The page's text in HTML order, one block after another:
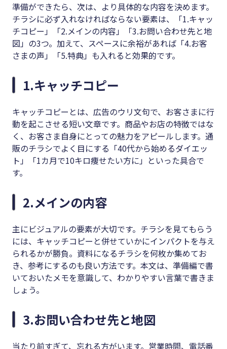
準備ができたら、次は、より具体的な内容を決めます。
チラシに必ず入れなければならない要素は、「1.キャッ
チコピー」「2.メインの内容」「3.お問い合わせ先と地
図」の3つ。加えて、スペースに余裕があれば「4.お客
さまの声」「5.特典」も入れると効果的です。
1.キャッチコピー
キャッチコピーとは、広告のウリ文句で、お客さまに行
動を起こさせる短い文章です。商品やお店の特徴ではな
く、お客さま自身にとっての魅力をアピールします。通
販のチラシでよく目にする「40代から始めるダイエッ
ト」「1カ月で10キロ痩せたい方に」といった具合で
す。
2.メインの内容
主にビジュアルの要素が大切です。チラシを見てもらう
には、キャッチコピーと併せていかにインパクトを与え
られるかが勝負。資料になるチラシを何枚か集めてお
き、参考にするのも良い方法です。本文は、準備編で書
いておいたメモを意識して、わかりやすい言葉で書きま
しょう。
3.お問い合わせ先と地図
当たり前すぎて、忘れる方がいます。営業時間、電話番